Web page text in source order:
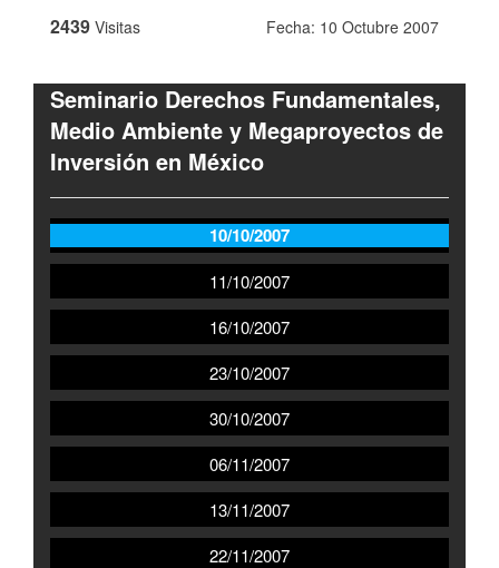
2439 Visitas Fecha: 10 Octubre 2007
Seminario Derechos Fundamentales,
Medio Ambiente y Megaproyectos de
Inversión en México
10/10/2007
11/10/2007
16/10/2007
23/10/2007
30/10/2007
06/11/2007
13/11/2007
22/11/2007